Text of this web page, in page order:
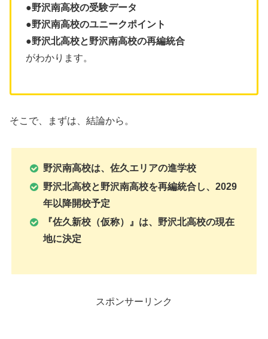
●野沢南高校の受験データ
●野沢南高校のユニークポイント
●野沢北高校と野沢南高校の再編統合
がわかります。
そこで、まずは、結論から。
野沢南高校は、佐久エリアの進学校
野沢北高校と野沢南高校を再編統合し、2029
年以降開校予定
『佐久新校（仮称）』は、野沢北高校の現在
地に決定
スポンサーリンク